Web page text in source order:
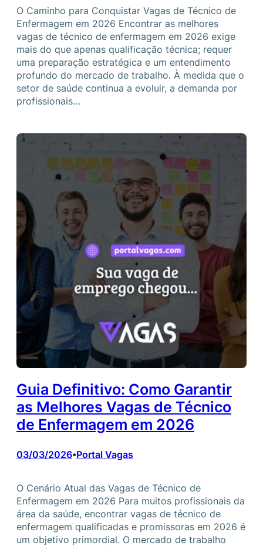
O Caminho para Conquistar Vagas de Técnico de
Enfermagem em 2026 Encontrar as melhores
vagas de técnico de enfermagem em 2026 exige
mais do que apenas qualificação técnica; requer
uma preparação estratégica e um entendimento
profundo do mercado de trabalho. À medida que o
setor de saúde continua a evoluir, a demanda por
profissionais…
Guia Definitivo: Como Garantir
as Melhores Vagas de Técnico
de Enfermagem em 2026
03/03/2026•Portal Vagas
O Cenário Atual das Vagas de Técnico de
Enfermagem em 2026 Para muitos profissionais da
área da saúde, encontrar vagas de técnico de
enfermagem qualificadas e promissoras em 2026 é
um objetivo primordial. O mercado de trabalho